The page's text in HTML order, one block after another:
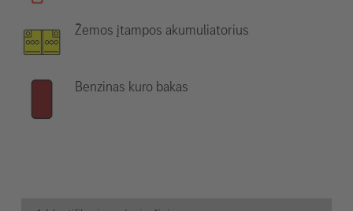
Žemos įtampos akumuliatorius
Benzinas kuro bakas